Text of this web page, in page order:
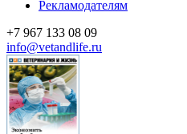
Рекламодателям
+7 967 133 08 09
info@vetandlife.ru